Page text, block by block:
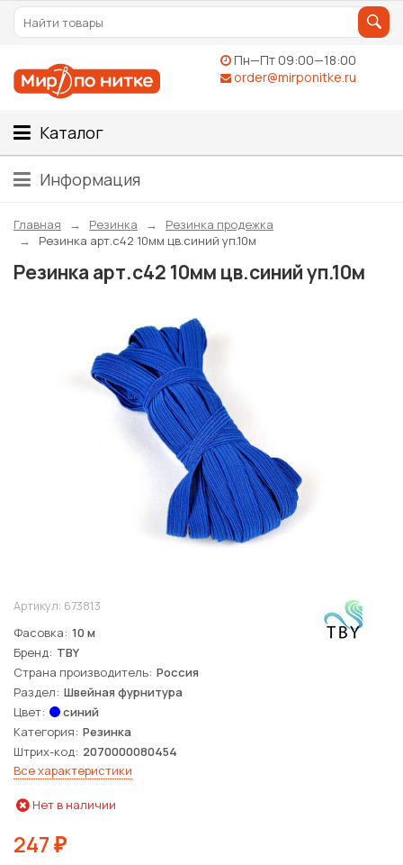
Пн—Пт 09:00—18:00
order@mirponitke.ru
Каталог
Информация
Главная Резинка
Резинка продежка
Резинка арт.с42 10мм цв.синий уп.10м
Резинка арт.с42 10мм цв.синий уп.10м
Артикул: 673813
Фасовка 10 м
Бренд TBY
Страна производитель Россия
Раздел Швейная фурнитура
Цвет
синий
Категория Резинка
Штрих-код 2070000080454
Все характеристики
Нет в наличии
247 ₽